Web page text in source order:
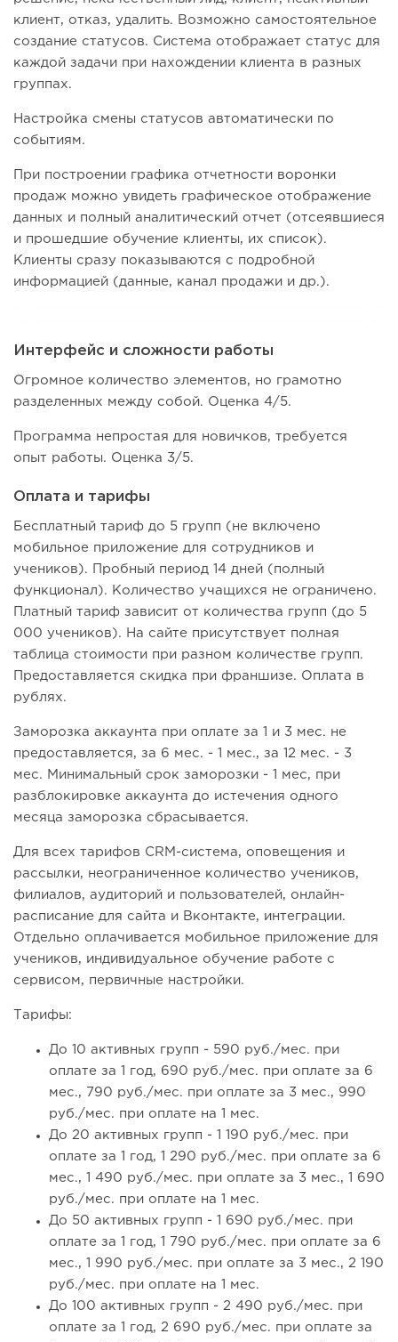
клиент, отказ, удалить. Возможно самостоятельное
создание статусов. Система отображает статус для
каждой задачи при нахождении клиента в разных
группах.
Настройка смены статусов автоматически по
событиям.
При построении графика отчетности воронки
продаж можно увидеть графическое отображение
данных и полный аналитический отчет (отсеявшиеся
и прошедшие обучение клиенты, их список).
Клиенты сразу показываются с подробной
информацией (данные, канал продажи и др.).
Интерфейс и сложности работы
Огромное количество элементов, но грамотно
разделенных между собой. Оценка 4/5.
Программа непростая для новичков, требуется
опыт работы. Оценка 3/5.
Оплата и тарифы
Бесплатный тариф до 5 групп (не включено
мобильное приложение для сотрудников и
учеников). Пробный период 14 дней (полный
функционал). Количество учащихся не ограничено.
Платный тариф зависит от количества групп (до 5
000 учеников). На сайте присутствует полная
таблица стоимости при разном количестве групп.
Предоставляется скидка при франшизе. Оплата в
рублях.
Заморозка аккаунта при оплате за 1 и 3 мес. не
предоставляется, за 6 мес. - 1 мес., за 12 мес. - 3
мес. Минимальный срок заморозки - 1 мес, при
разблокировке аккаунта до истечения одного
месяца заморозка сбрасывается.
Для всех тарифов CRM-система, оповещения и
рассылки, неограниченное количество учеников,
филиалов, аудиторий и пользователей, онлайн-
расписание для сайта и Вконтакте, интеграции.
Отдельно оплачивается мобильное приложение для
учеников, индивидуальное обучение работе с
сервисом, первичные настройки.
Тарифы:
До 10 активных групп - 590 руб./мес. при
оплате за 1 год, 690 руб./мес. при оплате за 6
мес., 790 руб./мес. при оплате за 3 мес., 990
руб./мес. при оплате на 1 мес.
До 20 активных групп - 1 190 руб./мес. при
оплате за 1 год, 1 290 руб./мес. при оплате за 6
мес., 1 490 руб./мес. при оплате за 3 мес., 1 690
руб./мес. при оплате на 1 мес.
До 50 активных групп - 1 690 руб./мес. при
оплате за 1 год, 1 790 руб./мес. при оплате за 6
мес., 1 990 руб./мес. при оплате за 3 мес., 2 190
руб./мес. при оплате на 1 мес.
До 100 активных групп - 2 490 руб./мес. при
оплате за 1 год, 2 690 руб./мес. при оплате за